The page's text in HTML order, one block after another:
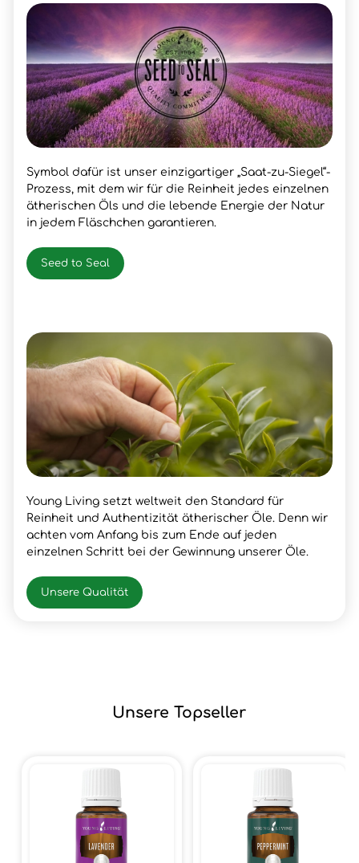
Symbol dafür ist unser einzigartiger „Saat-zu-Siegel“-
Prozess, mit dem wir für die Reinheit jedes einzelnen
ätherischen Öls und die lebende Energie der Natur
in jedem Fläschchen garantieren.
Seed to Seal
Young Living setzt weltweit den Standard für
Reinheit und Authentizität ätherischer Öle. Denn wir
achten vom Anfang bis zum Ende auf jeden
einzelnen Schritt bei der Gewinnung unserer Öle.
Unsere Qualität
Unsere Topseller